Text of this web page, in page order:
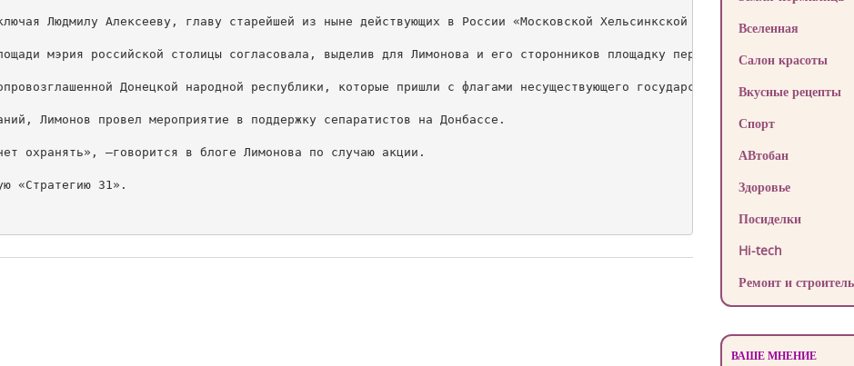
Людмилу Алексееву, главу старейшей из ныне действующих в России «Московской Хельсинкской группы». Однако в
мэрия российской столицы согласовала, выделив для Лимонова и его сторонников площадку перед здание
Донецкой народной республики, которые пришли с флагами несуществующего государства.
Лимонов провел мероприятие в поддержку сепаратистов на Донбассе.
охранять», –говорится в блоге Лимонова по случаю акции.
«Стратегию 31».
Вселенная
Салон красоты
Вкусные рецепты
Спорт
АВтобан
Здоровье
Посиделки
Hi-tech
Ремонт и
ВАШЕ МНЕНИЕ